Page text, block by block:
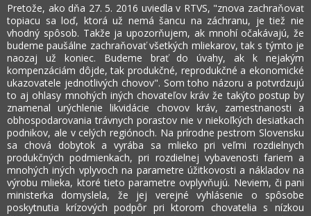
Pretože, ako dňa 27. 5. 2016 uviedla v RTVS, "znova zachraňovať
topiacu sa loď, ktorá už nemá šancu na záchranu, je tiež nie
vhodný spôsob. Takže ja upozorňujem, ak mnohí očakávajú, že
budeme paušálne zachraňovať všetkých mliekarov, tak s týmto je
naozaj už koniec. Budeme brať do úvahy, ak k nejakým
kompenzáciám dôjde, tak produkčné, reprodukčné a ekonomické
ukazovatele jednotlivých chovov". Som toho názoru a potvrdzujú
to aj ohlasy mnohých iných chovateľov kráv že takýto postup by
znamenal urýchlenie likvidácie chovov kráv, zamestnanosti a
obhospodarovania trávnych porastov nie v niekoľkých desiatkach
podnikov, ale v celých regiónoch. Na prírodne pestrom Slovensku
sa chová dobytok a vyrába sa mlieko pri veľmi rozdielnych
produkčných podmienkach, pri rozdielnej vybavenosti fariem a
mnohých iných vplyvoch na parametre úžitkovosti a nákladov na
výrobu mlieka, ktoré tieto parametre ovplyvňujú. Neviem, či pani
ministerka domyslela, že jej verejné vyhlásenie o spôsobe
poskytnutia krízových podpôr pri ktorom chovatelia s nízkou